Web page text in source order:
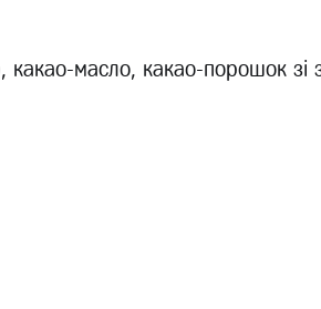
какао-масло, какао-порошок зі